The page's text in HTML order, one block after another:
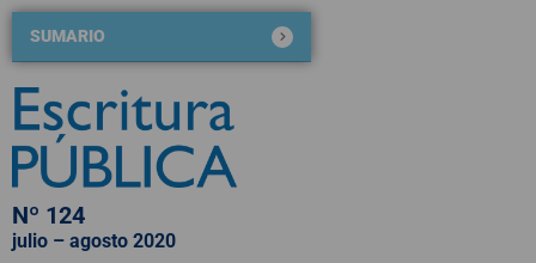
SUMARIO
Nº 124
julio – agosto 2020